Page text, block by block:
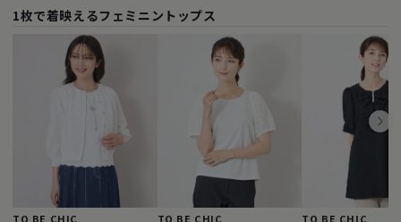
1枚で着映えるフェミニントップス
TO BE CHIC
TO BE CHIC
TO BE CHIC